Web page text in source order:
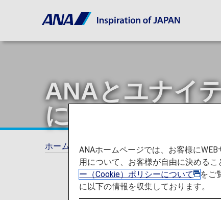
ANAとユナイ
に！
ホーム ご利用ガイド ジョイントベンチ
ANAホームページでは、お客様に
用について、お客様が自由に決める
ー（Cookie）ポリシーについて
をご
に以下の情報を収集しております。